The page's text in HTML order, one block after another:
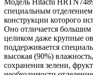
Модель Hitachi
специальным
конструкции которого
Оно отличается
целиком даже крупные
поддерживается
высокая (90%)
сохранения зелени,